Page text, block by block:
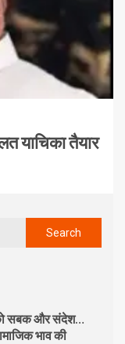
याचिका तैयार
को सबक और संदेश…
भाव की